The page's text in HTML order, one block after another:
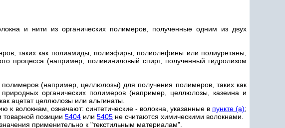
и нити из органических полимеров, полученные одним из двух
таких как полиамиды, полиэфиры, полиолефины или полиуретаны,
процесса (например, поливиниловый спирт, полученный гидролизом
(например, целлюлозы) для получения полимеров, таких как
органических полимеров (например, целлюлозы, казеина и
ацетат целлюлозы или альгинаты.
волокнам, означают: синтетические - волокна, указанные в пункте (a);
товарной позиции 5404 или 5405 не считаются химическими волокнами.
применительно к "текстильным материалам".